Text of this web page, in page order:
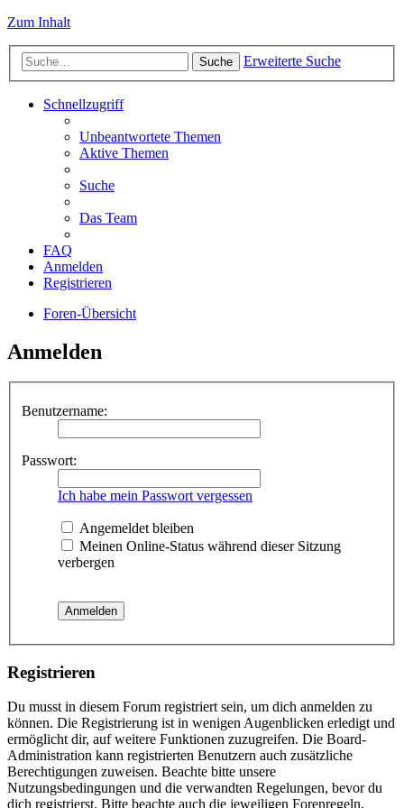
Zum Inhalt
Suche Erweiterte Suche
Schnellzugriff
Unbeantwortete Themen
Aktive Themen
Suche
Das Team
FAQ
Anmelden
Registrieren
Foren-Übersicht
Anmelden
Benutzername:
Passwort:
Ich habe mein Passwort vergessen
Angemeldet bleiben
Meinen Online-Status während dieser Sitzung
verbergen
Registrieren
Du musst in diesem Forum registriert sein, um dich anmelden zu
können. Die Registrierung ist in wenigen Augenblicken erledigt und
ermöglicht dir, auf weitere Funktionen zuzugreifen. Die Board-
Administration kann registrierten Benutzern auch zusätzliche
Berechtigungen zuweisen. Beachte bitte unsere
Nutzungsbedingungen und die verwandten Regelungen, bevor du
dich registrierst. Bitte beachte auch die jeweiligen Forenregeln,